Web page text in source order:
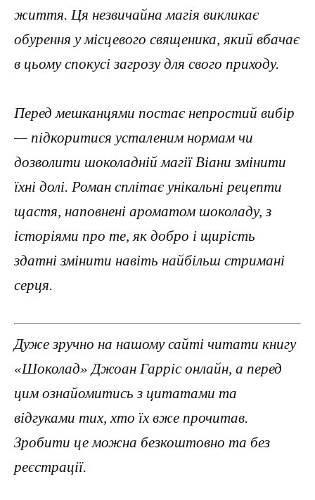
життя. Ця незвичайна магія викликає
обурення у місцевого священика, який вбачає
в цьому спокусі загрозу для свого приходу.
Перед мешканцями постає непростий вибір
— підкоритися усталеним нормам чи
дозволити шоколадній магії Віани змінити
їхні долі. Роман сплітає унікальні рецепти
щастя, наповнені ароматом шоколаду, з
історіями про те, як добро і щирість
здатні змінити навіть найбільш стримані
серця.
Дуже зручно на нашому сайті читати книгу
«Шоколад» Джоан Гарріс онлайн, а перед
цим ознайомитись з цитатами та
відгуками тих, хто їх вже прочитав.
Зробити це можна безкоштовно та без
реєстрації.